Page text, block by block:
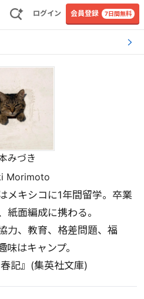
ログイン 会員登録 7日間無料
みづき
Morimoto
メキシコに1年間留学。卒業
紙面編成に携わる。
力、教育、格差問題、福
はキャンプ。
記』(集英社文庫)